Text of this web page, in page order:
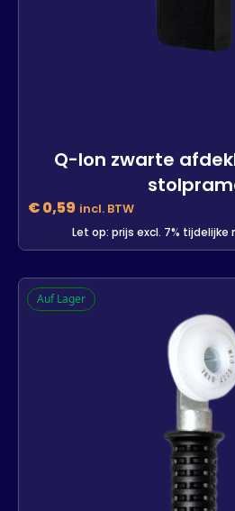
Q-lon zwarte
€0,59 incl. BTW
Let op: prijs excl. 7%
Q-lon zwarte
Auf Lager